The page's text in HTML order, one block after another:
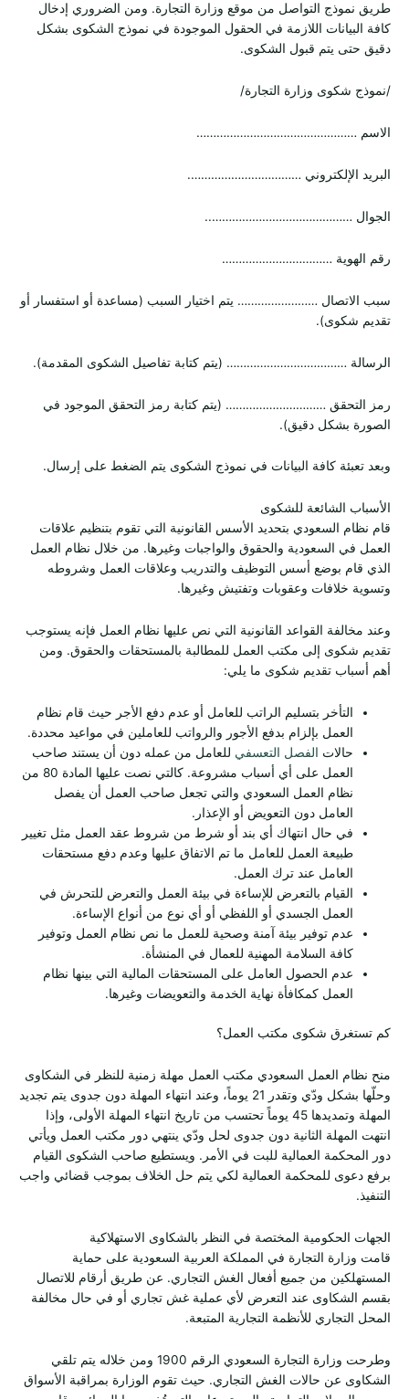
طريق نموذج التواصل من موقع وزارة التجارة. ومن الضروري إدخال
كافة البيانات اللازمة في الحقول الموجودة في نموذج الشكوى بشكل
دقيق حتى يتم قبول الشكوى.
/نموذج شكوى وزارة التجارة/
الاسم …………………………………………
البريد الإلكتروني …………………………….
الجوال ……………………………………..
رقم الهوية ……………………………
سبب الاتصال …………………… يتم اختيار السبب (مساعدة أو استفسار أو
تقديم شكوى).
الرسالة ……………………………… (يتم كتابة تفاصيل الشكوى المقدمة).
رمز التحقق ………………………… (يتم كتابة رمز التحقق الموجود في
الصورة بشكل دقيق).
وبعد تعبئة كافة البيانات في نموذج الشكوى يتم الضغط على إرسال.
الأسباب الشائعة للشكوى
قام نظام السعودي بتحديد الأسس القانونية التي تقوم بتنظيم علاقات
العمل في السعودية والحقوق والواجبات وغيرها. من خلال نظام العمل
الذي قام بوضع أسس التوظيف والتدريب وعلاقات العمل وشروطه
وتسوية خلافات وعقوبات وتفتيش وغيرها.
وعند مخالفة القواعد القانونية التي نص عليها نظام العمل فإنه يستوجب
تقديم شكوى إلى مكتب العمل للمطالبة بالمستحقات والحقوق. ومن
أهم أسباب تقديم شكوى ما يلي:
التأخر بتسليم الراتب للعامل أو عدم دفع الأجر حيث قام نظام
العمل بإلزام بدفع الأجور والرواتب للعاملين في مواعيد محددة.
حالات الفصل التعسفي للعامل من عمله دون أن يستند صاحب
العمل على أي أسباب مشروعة. كالتي نصت عليها المادة 80 من
نظام العمل السعودي والتي تجعل صاحب العمل أن يفصل
العامل دون التعويض أو الإعذار.
في حال انتهاك أي بند أو شرط من شروط عقد العمل مثل تغيير
طبيعة العمل للعامل ما تم الاتفاق عليها وعدم دفع مستحقات
العامل عند ترك العمل.
القيام بالتعرض للإساءة في بيئة العمل والتعرض للتحرش في
العمل الجسدي أو اللفظي أو أي نوع من أنواع الإساءة.
عدم توفير بيئة آمنة وصحية للعمل ما نص نظام العمل وتوفير
كافة السلامة المهنية للعمال في المنشأة.
عدم الحصول العامل على المستحقات المالية التي بينها نظام
العمل كمكافأة نهاية الخدمة والتعويضات وغيرها.
كم تستغرق شكوى مكتب العمل؟
منح نظام العمل السعودي مكتب العمل مهلة زمنية للنظر في الشكاوى
وحلّها بشكل ودّي وتقدر 21 يوماً، وعند انتهاء المهلة دون جدوى يتم تجديد
المهلة وتمديدها 45 يوماً تحتسب من تاريخ انتهاء المهلة الأولى، وإذا
انتهت المهلة الثانية دون جدوى لحل ودّي ينتهي دور مكتب العمل ويأتي
دور المحكمة العمالية للبت في الأمر. ويستطيع صاحب الشكوى القيام
برفع دعوى للمحكمة العمالية لكي يتم حل الخلاف بموجب قضائي واجب
التنفيذ.
الجهات الحكومية المختصة في النظر بالشكاوى الاستهلاكية
قامت وزارة التجارة في المملكة العربية السعودية على حماية
المستهلكين من جميع أفعال الغش التجاري. عن طريق أرقام للاتصال
بقسم الشكاوى عند التعرض لأي عملية غش تجاري أو في حال مخالفة
المحل التجاري للأنظمة التجارية المتبعة.
وطرحت وزارة التجارة السعودي الرقم 1900 ومن خلاله يتم تلقي
الشكاوى عن حالات الغش التجاري. حيث تقوم الوزارة بمراقبة الأسواق